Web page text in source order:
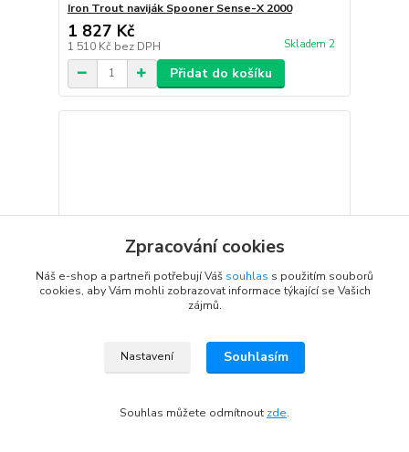
Iron Trout naviják Spooner Sense-X 2000
1 827 Kč
1 510 Kč bez DPH Skladem 2
Přidat do košíku
1 866 Kč
Zpracování cookies
Náš e-shop a partneři potřebují Váš souhlas s použitím souborů
cookies, aby Vám mohli zobrazovat informace týkající se Vašich
zájmů.
Nastavení Souhlasím
Souhlas můžete odmítnout zde.